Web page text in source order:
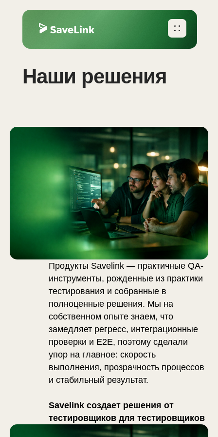
Наши решения
Продукты Savelink — практичные QA-
инструменты, рожденные из практики
тестирования и собранные в
полноценные решения. Мы на
собственном опыте знаем, что
замедляет регресс, интеграционные
проверки и E2E, поэтому сделали
упор на главное: скорость
выполнения, прозрачность процессов
и стабильный результат.
Savelink создает решения от
тестировщиков для тестировщиков